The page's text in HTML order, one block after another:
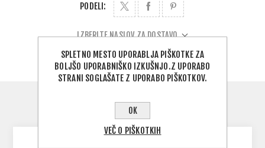
PODELI:
IZBERITE NASLOV ZA DOSTAVO
OPIS IZDELKA
SPLETNO MESTO UPORABLJA PIŠKOTKE ZA
BOLJŠO UPORABNIŠKO IZKUŠNJO.Z UPORABO
STRANI SOGLAŠATE Z UPORABO PIŠKOTKOV.
OK
VEČ O PIŠKOTKIH